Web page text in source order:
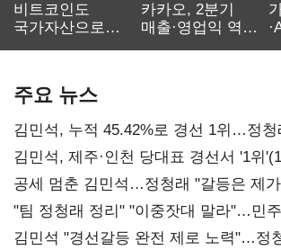
비트코인도
국가자산으로…'
카카오, 2분기
매출·영업익 역대
주요 뉴스
김민석, 누적 45.42%로 경선 1위…정청
0.86%p(2보)
김민석, 제주·인천 당대표 경선서 '1위
공세 멈춘 김민석…정청래 "갈등은 제
"팀 정청래 정리" "이중잣대 말라"…민
다툼 격화
김민석 "경선갈등 완전 제로 노력"…정